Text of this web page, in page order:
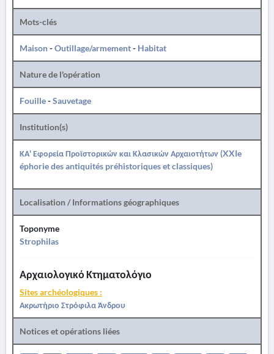
Mots-clés
Maison-Outillage/armement- Habitat
Nature de l'opération
Fouille-Sauvetage
Institution(s)
ΚΑ' Εφορεία Προϊστορικών και Κλασικών Αρχαιοτήτων (XXIe
éphorie des antiquités préhistoriques et classiques)
Localisation / Informations géographiques
Toponyme
Strophilas
Αρχαιολογικό Κτηματολόγιο
Sites archéologiques :
Ακρωτήριο Στρόφιλα Άνδρου
Notices et opérations liées